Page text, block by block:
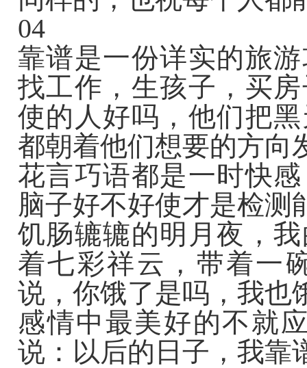
04
靠谱是一份详实的旅
找工作，生孩子，买
使的人好吗，他们把
都朝着他们想要的方向
花言巧语都是一时快
脑子好不好使才是检测
饥肠辘辘的明月夜，
着七彩祥云，带着一
说，你饿了是吗，我
感情中最美好的不就
说：以后的日子，我靠